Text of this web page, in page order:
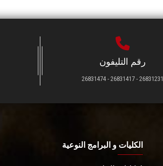
رقم التليفون
26831231 - 26831417 - 26831474
الكليات و البرامج النوعية